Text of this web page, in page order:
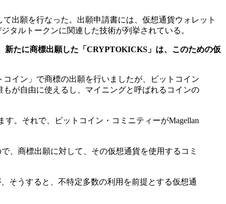
出願を行なった。出願申請書には、仮想通貨ウォレット
タルトークンに関連した技術が列挙されている。
新たに商標出願した「CRYPTOKICKS」は、このための仮
コイン」で商標の出願を行いましたが、ビットコイン
が自由に使えるし、マイニングと呼ばれるコインの
。それで、ビットコイン・コミニティーがMagellan
、商標出願に対して、その仮想通貨を使用するコミ
そうすると、不特定多数の利用を前提とする仮想通